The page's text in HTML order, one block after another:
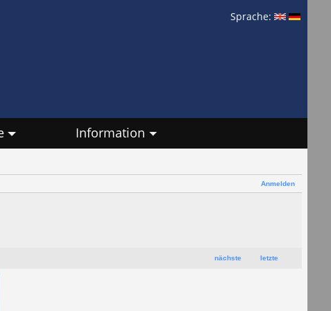
Sprache:
Information
Anmelden
nächste letzte